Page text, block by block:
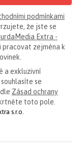
podmínkami
že jste se
Extra -
pracovat zejména k
a exkluzivní
se
Zásad ochrany
toto pole.
s.r.o.